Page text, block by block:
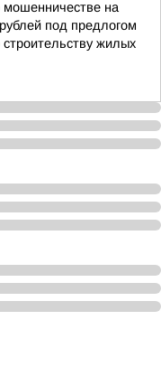
мошенничестве на
под предлогом
жилых